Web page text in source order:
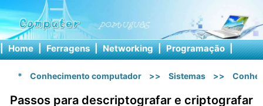
| Home | Ferragens | Networking | Programação |
* Conhecimento computador >> Sistemas >>
Passos para descriptografar e criptografar